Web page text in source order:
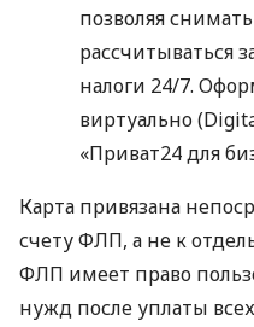
позволяя
рассчитываться
налоги 24/7.
виртуально
«Приват24 для
Карта привязана
счету ФЛП, а не к
ФЛП имеет право
нужд после уплаты